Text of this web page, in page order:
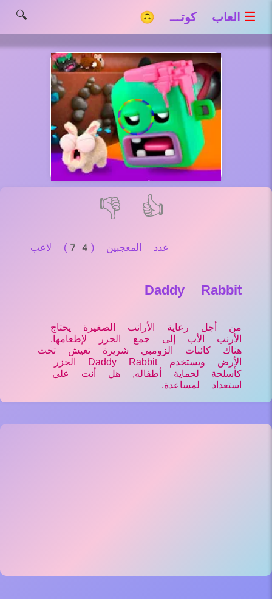
☰ العاب كوتـــ 🙃 🔍
👍
👎
عدد المعجبين (74) لاعب
Daddy Rabbit
من أجل رعاية الأرانب الصغيرة يحتاج
الأرنب الأب إلى جمع الجزر لإطعامها,
هناك كائنات الزومبي شريرة تعيش تحت
الأرض ويستخدم Daddy Rabbit الجزر
كأسلحة لحماية أطفاله, هل أنت على
استعداد لمساعدة.